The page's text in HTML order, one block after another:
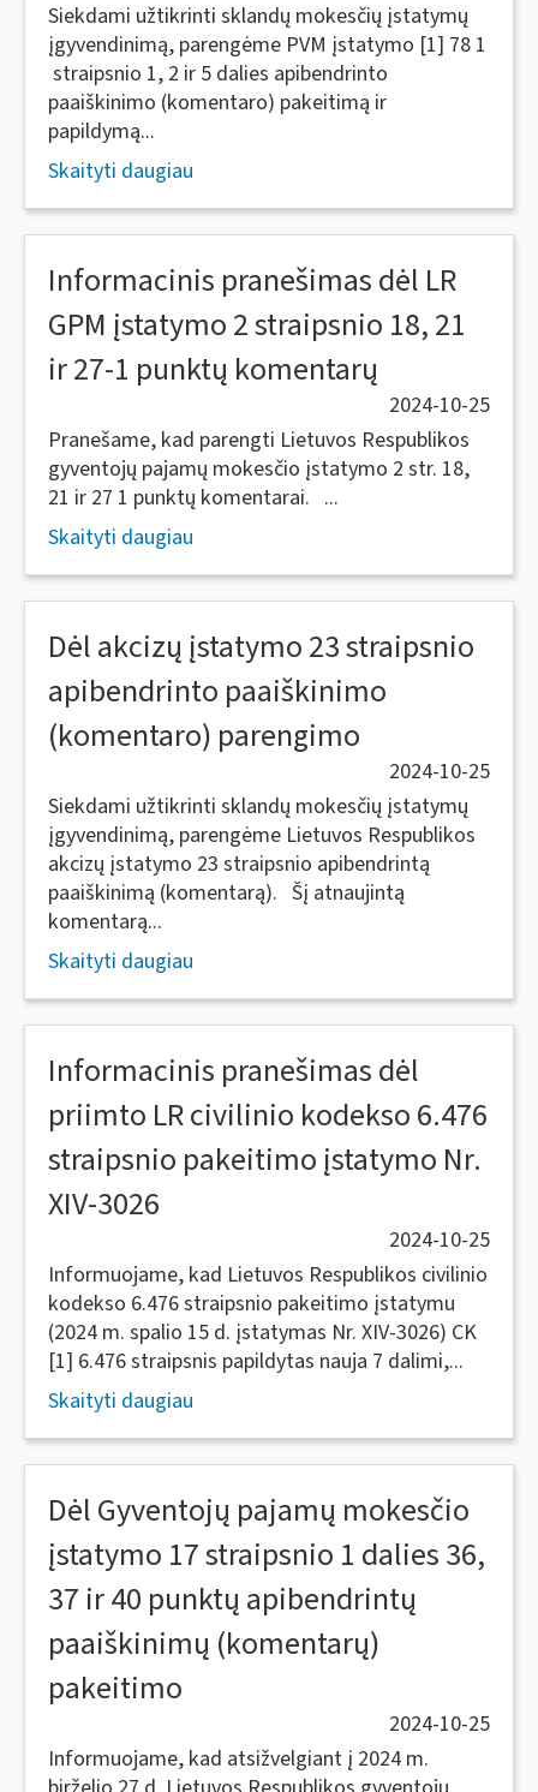
Siekdami užtikrinti sklandų mokesčių įstatymų
įgyvendinimą, parengėme PVM įstatymo [1] 78 1
straipsnio 1, 2 ir 5 dalies apibendrinto
paaiškinimo (komentaro) pakeitimą ir
papildymą...
Skaityti daugiau
Informacinis pranešimas dėl LR
GPM įstatymo 2 straipsnio 18, 21
ir 27-1 punktų komentarų
2024-10-25
Pranešame, kad parengti Lietuvos Respublikos
gyventojų pajamų mokesčio įstatymo 2 str. 18,
21 ir 27 1 punktų komentarai. ...
Skaityti daugiau
Dėl akcizų įstatymo 23 straipsnio
apibendrinto paaiškinimo
(komentaro) parengimo
2024-10-25
Siekdami užtikrinti sklandų mokesčių įstatymų
įgyvendinimą, parengėme Lietuvos Respublikos
akcizų įstatymo 23 straipsnio apibendrintą
paaiškinimą (komentarą). Šį atnaujintą
komentarą...
Skaityti daugiau
Informacinis pranešimas dėl
priimto LR civilinio kodekso 6.476
straipsnio pakeitimo įstatymo Nr.
XIV-3026
2024-10-25
Informuojame, kad Lietuvos Respublikos civilinio
kodekso 6.476 straipsnio pakeitimo įstatymu
(2024 m. spalio 15 d. įstatymas Nr. XIV-3026) CK
[1] 6.476 straipsnis papildytas nauja 7 dalimi,...
Skaityti daugiau
Dėl Gyventojų pajamų mokesčio
įstatymo 17 straipsnio 1 dalies 36,
37 ir 40 punktų apibendrintų
paaiškinimų (komentarų)
pakeitimo
2024-10-25
Informuojame, kad atsižvelgiant į 2024 m.